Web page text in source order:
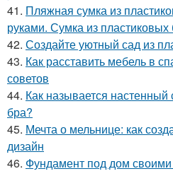
41. Пляжная сумка из
руками. Сумка из
42. Создайте уютный сад из
43. Как расставить мебель в
советов
44. Как называется настенный
бра?
45. Мечта о мельнице: как
дизайн
46. Фундамент под дом